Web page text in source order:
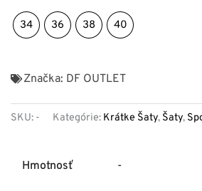
34 36 38 40
Značka: DF OUTLET
SKU: - Kategórie: Krátke Šaty, Šaty,
Hmotnosť -